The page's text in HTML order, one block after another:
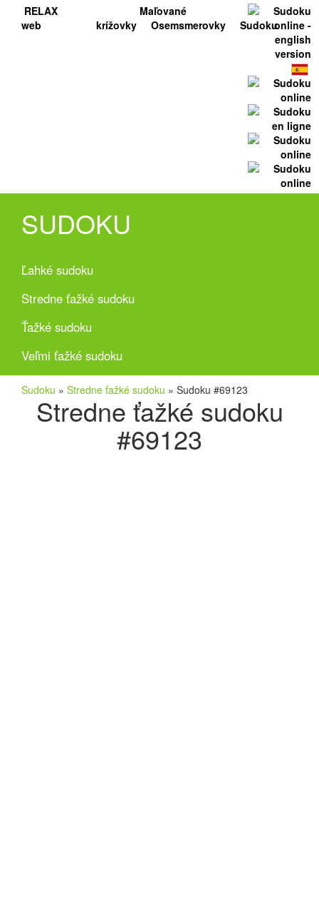
RELAX
web
Maľované
krížovky
Osemsmerovky Sudoku
SUDOKU
Ľahké sudoku
Stredne ťažké sudoku
Ťažké sudoku
Veľmi ťažké sudoku
Sudoku » Stredne ťažké sudoku » Sudoku #69123
Stredne ťažké sudoku
#69123